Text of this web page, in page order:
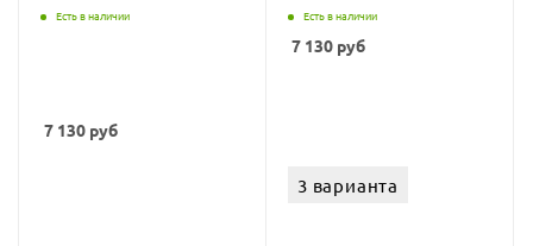
Есть в наличии
7 130 руб
Есть в наличии
7 130 руб
3 варианта